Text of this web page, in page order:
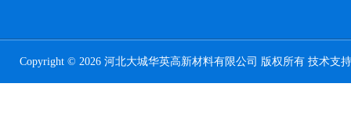
Copyright © 2026 河北大城华英高新材料有限公司 版权所有 技术支